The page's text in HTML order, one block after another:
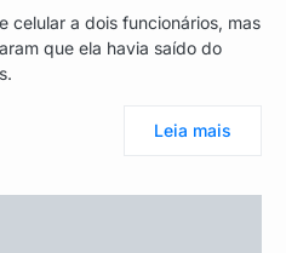
celular a dois funcionários, mas
que ela havia saído do
Leia mais